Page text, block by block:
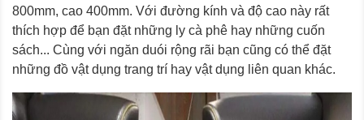
800mm, cao 400mm. Với đường kính và độ cao này rất
thích hợp để bạn đặt những ly cà phê hay những cuốn
sách... Cùng với ngăn duói rộng rãi bạn cũng có thể đặt
những đồ vật dụng trang trí hay vật dụng liên quan khác.